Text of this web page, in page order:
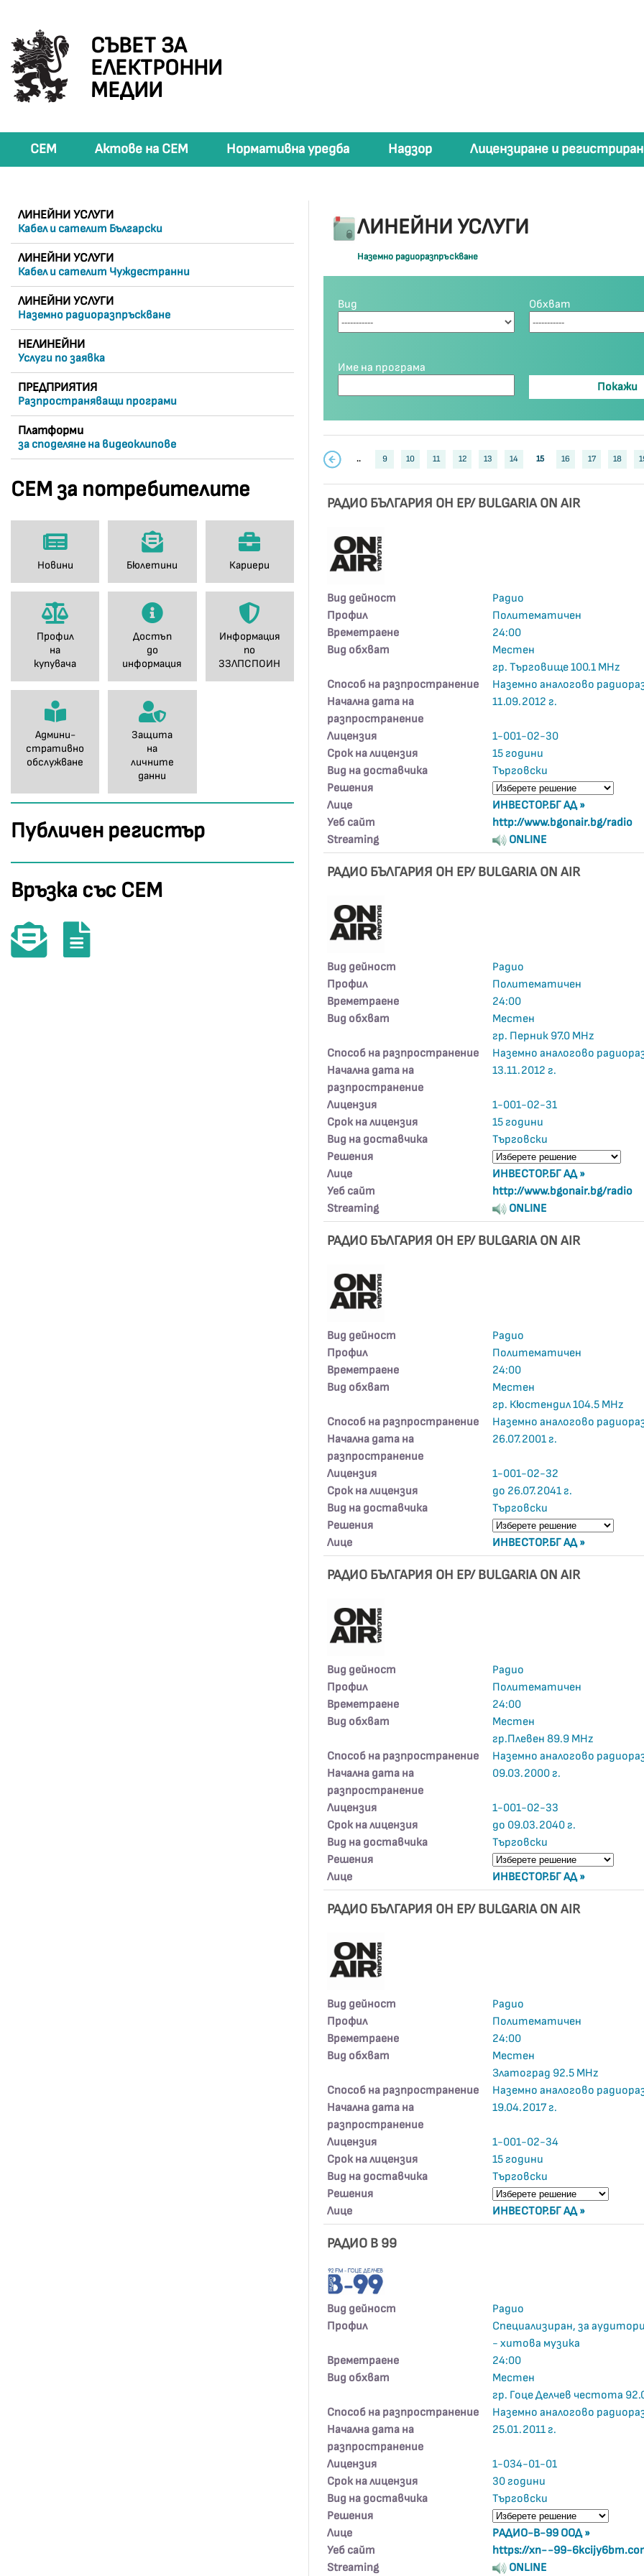
СЪВЕТ ЗА
ЕЛЕКТРОННИ
МЕДИИ
СЕМ Актове на СЕМ Нормативна уредба Надзор Лицензиране и
ЛИНЕЙНИ УСЛУГИ
Кабел и сателит Български
ЛИНЕЙНИ УСЛУГИ
Кабел и сателит Чуждестранни
ЛИНЕЙНИ УСЛУГИ
Наземно радиоразпръскване
НЕЛИНЕЙНИ
Услуги по заявка
ПРЕДПРИЯТИЯ
Разпространяващи програми
Платформи
за споделяне на видеоклипове
СЕМ за потребителите
Новини Бюлетини Кариери
Профил
на
купувача
Достъп
до
информация
Информация
по
ЗЗЛПСПОИН
Админи-
стративно
обслужване
Защита
на
личните
данни
Публичен регистър
Връзка със СЕМ
ЛИНЕЙНИ УСЛУГИ
Наземно радиоразпръскване
Вид Обхват
Име на програма
.. 9 10 11 12 13 14 15 16 17 18
РАДИО БЪЛГАРИЯ ОН ЕР/ BULGARIA ON AIR
Вид дейност
Радио
Профил
Политематичен
Времетраене
24:00
Вид обхват
Местен
гр. Търговище 100.1 MHz
Способ на разпространение
Наземно аналогово
Начална дата на
разпространение
11.09.2012 г.
Лицензия
1-001-02-30
Срок на лицензия
15 години
Вид на доставчика
Търговски
Решения
Лице
ИНВЕСТОР.БГ АД »
Уеб сайт
http://www.bgonair.bg/radio
Streaming
ONLINE
РАДИО БЪЛГАРИЯ ОН ЕР/ BULGARIA ON AIR
Вид дейност
Радио
Профил
Политематичен
Времетраене
24:00
Вид обхват
Местен
гр. Перник 97.0 MHz
Способ на разпространение
Наземно аналогово
Начална дата на
разпространение
13.11.2012 г.
Лицензия
1-001-02-31
Срок на лицензия
15 години
Вид на доставчика
Търговски
Решения
Лице
ИНВЕСТОР.БГ АД »
Уеб сайт
http://www.bgonair.bg/radio
Streaming
ONLINE
РАДИО БЪЛГАРИЯ ОН ЕР/ BULGARIA ON AIR
Вид дейност
Радио
Профил
Политематичен
Времетраене
24:00
Вид обхват
Местен
гр. Кюстендил 104.5 MHz
Способ на разпространение
Наземно аналогово
Начална дата на
разпространение
26.07.2001 г.
Лицензия
1-001-02-32
Срок на лицензия
до 26.07.2041 г.
Вид на доставчика
Търговски
Решения
Лице
ИНВЕСТОР.БГ АД »
РАДИО БЪЛГАРИЯ ОН ЕР/ BULGARIA ON AIR
Вид дейност
Радио
Профил
Политематичен
Времетраене
24:00
Вид обхват
Местен
гр.Плевен 89.9 MHz
Способ на разпространение
Наземно аналогово
Начална дата на
разпространение
09.03.2000 г.
Лицензия
1-001-02-33
Срок на лицензия
до 09.03.2040 г.
Вид на доставчика
Търговски
Решения
Лице
ИНВЕСТОР.БГ АД »
РАДИО БЪЛГАРИЯ ОН ЕР/ BULGARIA ON AIR
Вид дейност
Радио
Профил
Политематичен
Времетраене
24:00
Вид обхват
Местен
Златоград 92.5 MHz
Способ на разпространение
Наземно аналогово
Начална дата на
разпространение
19.04.2017 г.
Лицензия
1-001-02-34
Срок на лицензия
15 години
Вид на доставчика
Търговски
Решения
Лице
ИНВЕСТОР.БГ АД »
РАДИО В 99
Вид дейност
Радио
Профил
Специализиран, за
- хитова музика
Времетраене
24:00
Вид обхват
Местен
гр. Гоце Делчев честота
Способ на разпространение
Наземно аналогово
Начална дата на
разпространение
25.01.2011 г.
Лицензия
1-034-01-01
Срок на лицензия
30 години
Вид на доставчика
Търговски
Решения
Лице
РАДИО-В-99 ООД »
Уеб сайт
https://xn--99-
Streaming
ONLINE